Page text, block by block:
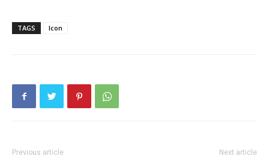
TAGS Icon
Previous article Next article